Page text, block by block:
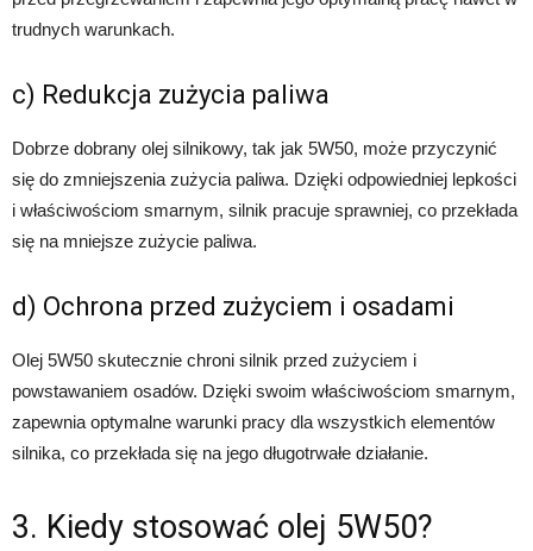
trudnych warunkach.
c) Redukcja zużycia paliwa
Dobrze dobrany olej silnikowy, tak jak 5W50, może przyczynić
się do zmniejszenia zużycia paliwa. Dzięki odpowiedniej lepkości
i właściwościom smarnym, silnik pracuje sprawniej, co przekłada
się na mniejsze zużycie paliwa.
d) Ochrona przed zużyciem i osadami
Olej 5W50 skutecznie chroni silnik przed zużyciem i
powstawaniem osadów. Dzięki swoim właściwościom smarnym,
zapewnia optymalne warunki pracy dla wszystkich elementów
silnika, co przekłada się na jego długotrwałe działanie.
3. Kiedy stosować olej 5W50?